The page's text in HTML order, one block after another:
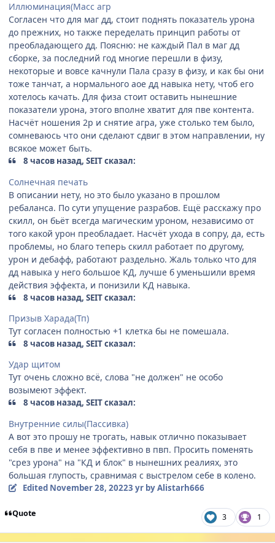
Иллюминация(Масс агр
Согласен что для маг дд, стоит поднять показатель урона
до прежних, но также переделать принцип работы от
преобладающего дд. Поясню: не каждый Пал в маг дд
сборке, за последний год многие перешли в физу,
некоторые и вовсе качнули Пала сразу в физу, и как бы они
тоже танчат, а нормального аое дд навыка нету, чтоб его
хотелось качать. Для физа стоит оставить нынешние
показатели урона, этого вполне хватит для пве контента.
Насчёт ношения 2р и снятие агра, уже столько тем было,
сомневаюсь что они сделают сдвиг в этом направлении, ну
всякое может быть.
8 часов назад, SEIT сказал:
Солнечная печать
В описании нету, но это было указано в прошлом
ребаланса. По сути упущение разрабов. Ещё расскажу про
скилл, он бьёт всегда магическим уроном, независимо от
того какой урон преобладает. Насчёт ухода в сопру, да, есть
проблемы, но благо теперь скилл работает по другому,
урон и дебафф, работают раздельно. Жаль только что для
дд навыка у него большое КД, лучше б уменьшили время
действия эффекта, и понизили КД навыка.
8 часов назад, SEIT сказал:
Призыв Харада(Тп)
Тут согласен полностью +1 клетка бы не помешала.
8 часов назад, SEIT сказал:
Удар щитом
Тут очень сложно всё, слова "не должен" не особо
возымеют эффект.
8 часов назад, SEIT сказал:
Внутренние силы(Пассивка)
А вот это прошу не трогать, навык отлично показывает
себя в пве и менее эффективно в пвп. Просить поменять
"срез урона" на "КД и блок" в нынешних реалиях, это
большая глупость, сравнимая с выстрелом себе в колено.
Edited November 28, 20223 yrby Alistarh666
Quote 3 1